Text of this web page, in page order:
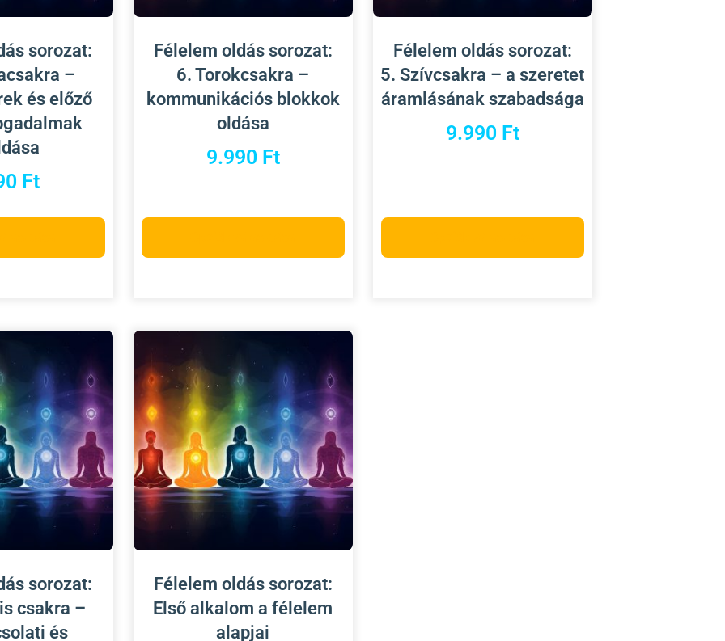
sorozat:
–
és előző
Ft
Félelem oldás sorozat:
6. Torokcsakra –
kommunikációs blokkok
oldása
9.990 Ft
Félelem oldás sorozat:
5. Szívcsakra – a szeretet
áramlásának szabadsága
9.990 Ft
sorozat:
csakra –
és
Félelem oldás sorozat:
Első alkalom a félelem
alapjai